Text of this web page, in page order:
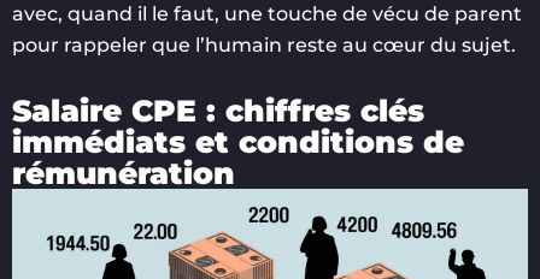
avec, quand il le faut, une touche de vécu de parent
pour rappeler que l’humain reste au cœur du sujet.
Salaire CPE : chiffres clés
immédiats et conditions de
rémunération